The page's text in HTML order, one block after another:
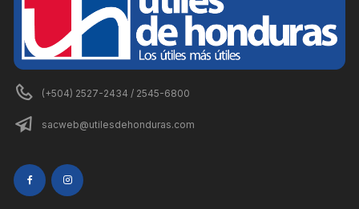
(+504) 2527-2434 / 2545-6800
sacweb@utilesdehonduras.com